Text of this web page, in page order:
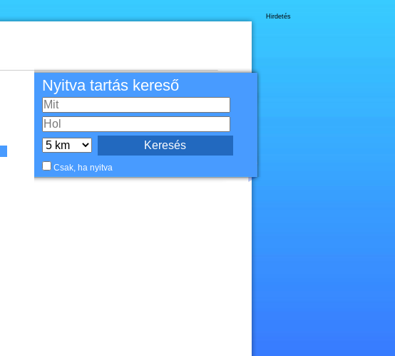
Hirdetés
Nyitva tartás kereső
Csak, ha nyitva